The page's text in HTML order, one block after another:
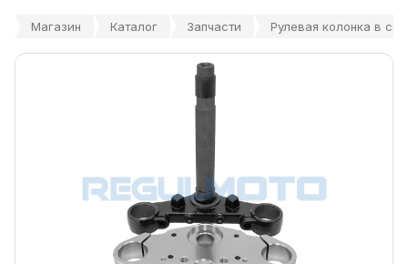
Магазин Каталог Запчасти Рулевая колонка в